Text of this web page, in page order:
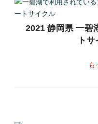
2021 静岡県 一碧
ト
も